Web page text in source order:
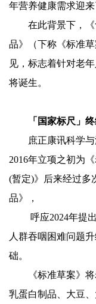
年营养健康需求迎来
在此背景下，
品》（下称《标准
见，标志着针对老
将诞生。
「国家标尺」
庶正康讯科学
2016年立项之初为
(暂定)》后来经过多
品》，
呼应2024年提
人群吞咽困难问题
础。
《标准草案》
乳蛋白制品、大豆